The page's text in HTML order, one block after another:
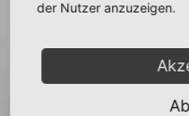
der Nutzer anzuzeigen.